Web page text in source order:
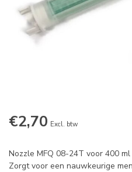
€2,70 Excl. btw
Nozzle MFQ 08-24T voor 400
Zorgt voor een nauwkeurige